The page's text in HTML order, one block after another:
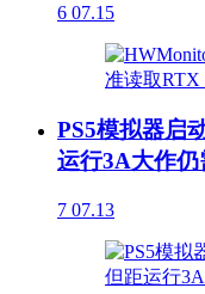
6 07.15
PS5模拟器启
运行3A大作仍
7 07.13